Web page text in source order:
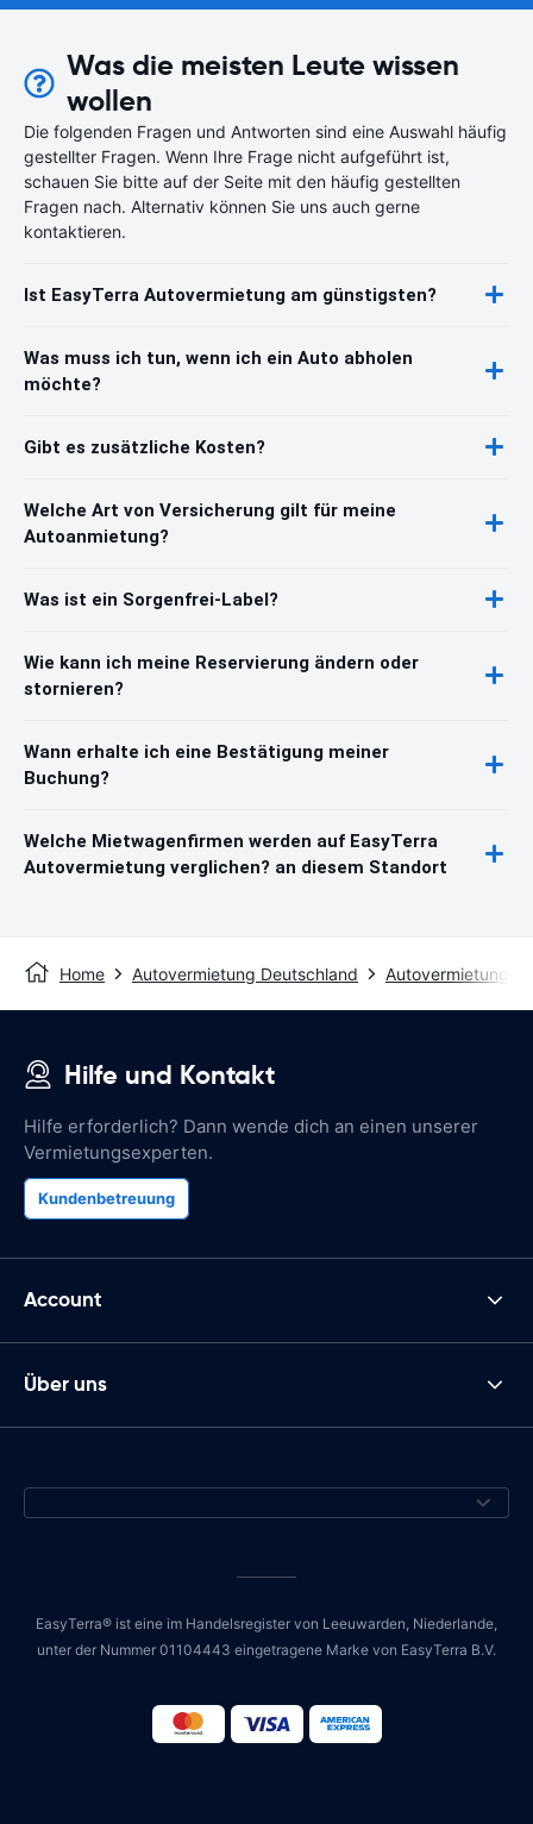
Was die meisten Leute wissen
wollen
Die folgenden Fragen und Antworten sind eine Auswahl häufig
gestellter Fragen. Wenn Ihre Frage nicht aufgeführt ist,
schauen Sie bitte auf der Seite mit den häufig gestellten
Fragen nach. Alternativ können Sie uns auch gerne
kontaktieren.
Ist EasyTerra Autovermietung am günstigsten?
Was muss ich tun, wenn ich ein Auto abholen
möchte?
Gibt es zusätzliche Kosten?
Welche Art von Versicherung gilt für meine
Autoanmietung?
Was ist ein Sorgenfrei-Label?
Wie kann ich meine Reservierung ändern oder
stornieren?
Wann erhalte ich eine Bestätigung meiner
Buchung?
Welche Mietwagenfirmen werden auf EasyTerra
Autovermietung verglichen? an diesem Standort
Home Autovermietung Deutschland Autovermietung
Hilfe und Kontakt
Hilfe erforderlich? Dann wende dich an einen unserer
Vermietungsexperten.
Kundenbetreuung
Account
Über uns
EasyTerra® ist eine im Handelsregister von Leeuwarden, Niederlande,
unter der Nummer 01104443 eingetragene Marke von EasyTerra B.V.